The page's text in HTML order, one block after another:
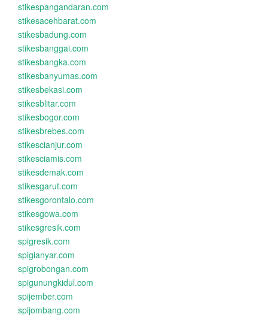
stikespangandaran.com
stikesacehbarat.com
stikesbadung.com
stikesbanggai.com
stikesbangka.com
stikesbanyumas.com
stikesbekasi.com
stikesblitar.com
stikesbogor.com
stikesbrebes.com
stikescianjur.com
stikesciamis.com
stikesdemak.com
stikesgarut.com
stikesgorontalo.com
stikesgowa.com
stikesgresik.com
spigresik.com
spigianyar.com
spigrobongan.com
spigunungkidul.com
spijember.com
spijombang.com